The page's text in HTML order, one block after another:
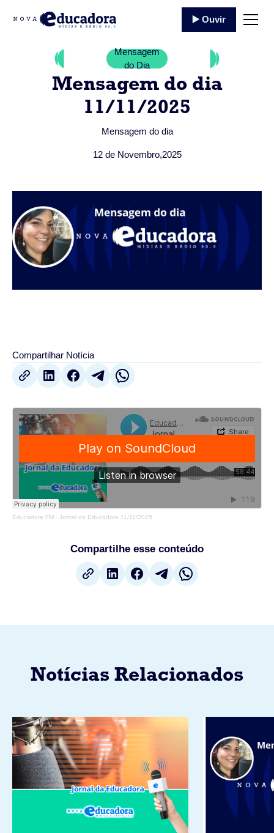
▶️ Ouvir
Mensagem
do Dia
Mensagem do dia
11/11/2025
Mensagem do dia
12 de Novembro,2025
Compartilhar Notícia
Educadora FM · Jornal da Educadora 11/11/2025
Compartilhe esse conteúdo
Notícias Relacionados